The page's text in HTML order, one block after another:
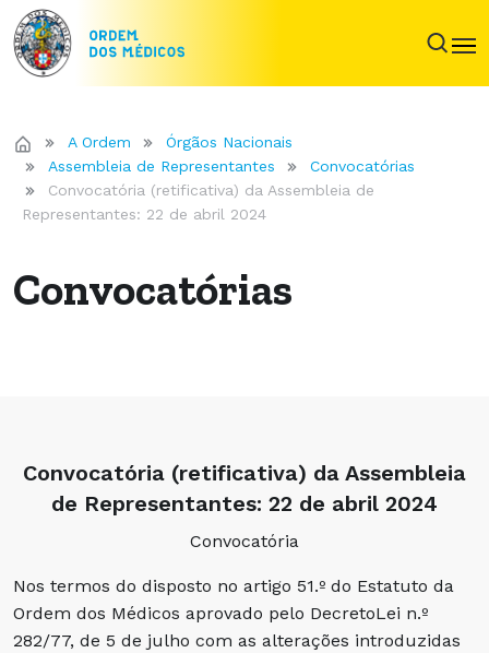
A Ordem
Órgãos Nacionais
Assembleia de Representantes
Convocatórias
Convocatória (retificativa) da Assembleia de
Representantes: 22 de abril 2024
Convocatórias
Convocatória (retificativa) da Assembleia
de Representantes: 22 de abril 2024
Convocatória
Nos termos do disposto no artigo 51.º do Estatuto da
Ordem dos Médicos aprovado pelo DecretoLei n.º
282/77, de 5 de julho com as alterações introduzidas